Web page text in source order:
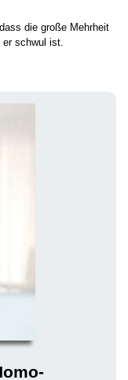
die große Mehrheit
er schwul ist.